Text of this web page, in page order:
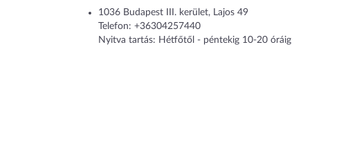
1036 Budapest III. kerület, Lajos 49
Telefon: +36304257440
Nyitva tartás: Hétfőtől - péntekig 10-20 óráig